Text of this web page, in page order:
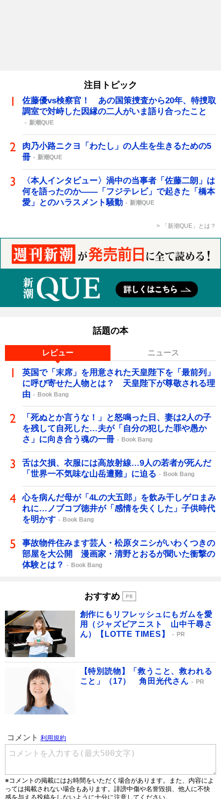
注目トピック
佐藤優vs検察官！ あの国策捜査から20年、特捜取
調室で対峙した因縁の二人がいま語り合ったこと
新潮QUE
肉乃小路ニクヨ「わたし」の人生を生きるための5
冊
新潮QUE
〈本人インタビュー〉渦中の当事者「佐藤二朗」は
何を語ったのか――「フジテレビ」で起きた「橋本
愛」とのハラスメント騒動
新潮QUE
「新潮QUE」とは？
話題の本
レビュー ニュース
英国で「末席」を用意された天皇陛下を「最前列」
に呼び寄せた人物とは？ 天皇陛下が尊敬される理
由
Book Bang
「死ぬとか言うな！」と怒鳴った日、妻は2人の子
を残して自死した…夫が「自分の犯した罪や愚か
さ」に向き合う魂の一冊
Book Bang
舌は欠損、衣服には高放射線…9人の若者が死んだ
「世界一不気味な山岳遭難」に迫る
Book Bang
心を病んだ母が「4Lの大五郎」を飲み干しゲロまみ
れに…ノブコブ徳井が「感情を失くした」子供時代
を明かす
Book Bang
事故物件住みます芸人・松原タニシがいわくつきの
部屋を大公開 漫画家・清野とおるが聞いた衝撃の
体験とは？
Book Bang
おすすめ
創作にもリフレッシュにもガムを愛
用（ジャズピアニスト 山中千尋さ
ん）【LOTTE TIMES】
PR
【特別読物】「救うこと、救われる
こと」（17） 角田光代さん
PR